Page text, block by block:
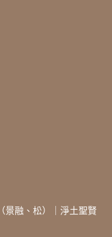
景融、松）｜淨土聖賢